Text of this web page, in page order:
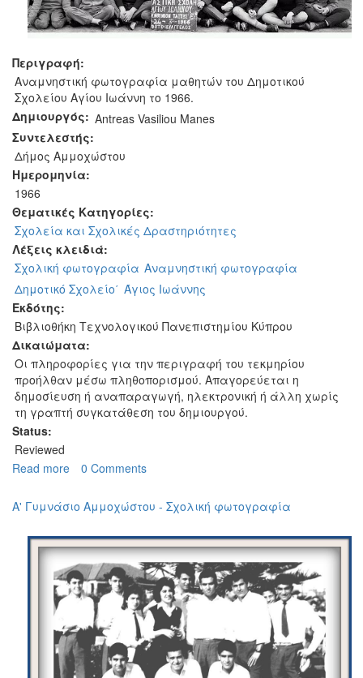
Περιγραφή:
Αναμνηστική φωτογραφία μαθητών του Δημοτικού
Σχολείου Αγίου Ιωάννη το 1966.
Δημιουργός: Antreas Vasiliou Manes
Συντελεστής:
Δήμος Αμμοχώστου
Ημερομηνία:
1966
Θεματικές Κατηγορίες:
Σχολεία και Σχολικές Δραστηριότητες
Λέξεις κλειδιά:
Σχολική φωτογραφία Αναμνηστική φωτογραφία
Δημοτικό Σχολείο΄ Άγιος Ιωάννης
Εκδότης:
Βιβλιοθήκη Τεχνολογικού Πανεπιστημίου Κύπρου
Δικαιώματα:
Οι πληροφορίες για την περιγραφή του τεκμηρίου
προήλθαν μέσω πληθοπορισμού. Απαγορεύεται η
δημοσίευση ή αναπαραγωγή, ηλεκτρονική ή άλλη χωρίς
τη γραπτή συγκατάθεση του δημιουργού.
Status:
Reviewed
Read more about
Σχολείο
Αγίου
Ιωάννη
-
Σχολική
φωτογραφία
του
1966
0 Comments
Α' Γυμνάσιο Αμμοχώστου - Σχολική φωτογραφία